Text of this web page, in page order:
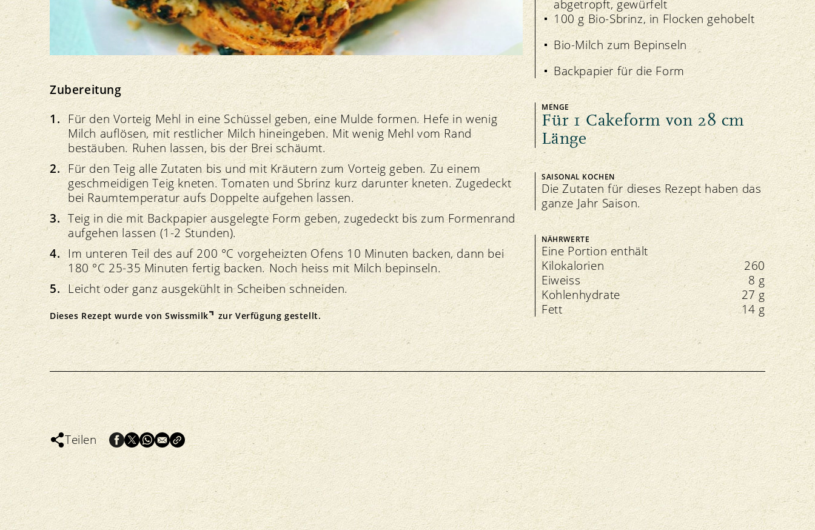
Zubereitung
Für den Vorteig Mehl in eine Schüssel geben, eine Mulde formen. Hefe in wenig
Milch auflösen, mit restlicher Milch hineingeben. Mit wenig Mehl vom Rand
bestäuben. Ruhen lassen, bis der Brei schäumt.
Für den Teig alle Zutaten bis und mit Kräutern zum Vorteig geben. Zu einem
geschmeidigen Teig kneten. Tomaten und Sbrinz kurz darunter kneten. Zugedeckt
bei Raumtemperatur aufs Doppelte aufgehen lassen.
Teig in die mit Backpapier ausgelegte Form geben, zugedeckt bis zum Formenrand
aufgehen lassen (1-2 Stunden).
Im unteren Teil des auf 200 °C vorgeheizten Ofens 10 Minuten backen, dann bei
180 °C 25-35 Minuten fertig backen. Noch heiss mit Milch bepinseln.
Leicht oder ganz ausgekühlt in Scheiben schneiden.
Dieses Rezept wurde vonSwissmilk zur Verfügung gestellt.
abgetropft, gewürfelt
100 g Bio-Sbrinz, in Flocken gehobelt
Bio-Milch zum Bepinseln
Backpapier für die Form
MENGE
Für 1 Cakeform von 28 cm
Länge
SAISONAL KOCHEN
Die Zutaten für dieses Rezept haben das
ganze Jahr Saison.
NÄHRWERTE
Eine Portion enthält
Kilokalorien
260
Eiweiss
8 g
Kohlenhydrate
27 g
Fett
14 g
Teilen